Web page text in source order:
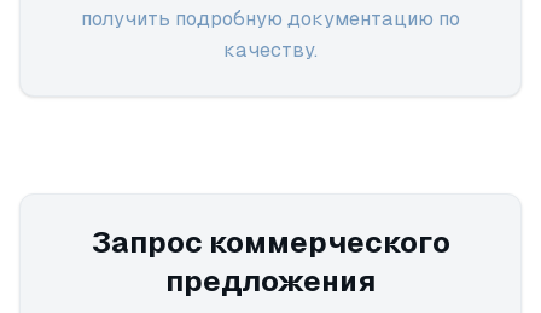
получить подробную документацию по
качеству.
Запрос коммерческого
предложения